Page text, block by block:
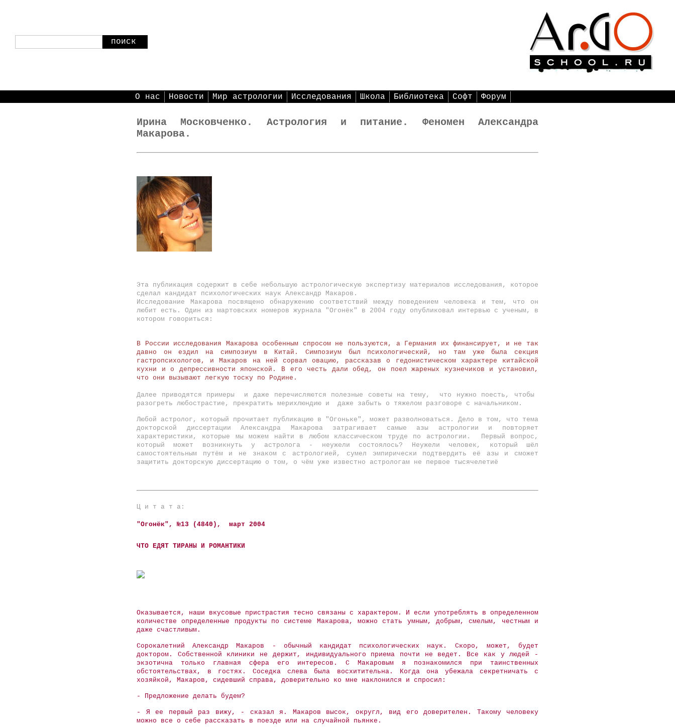
поиск
О нас Новости Мир астрологии Исследования Школа Библиотека Софт Форум
Ирина Московченко. Астрология и питание. Феномен Александра
Макарова.
Эта публикация содержит в себе небольшую астрологическую экспертизу материалов исследования, которое
сделал кандидат психологических наук Александр Макаров.
Исследование Макарова посвящено обнаружению соответствий между поведением человека и тем, что он
любит есть. Один из мартовских номеров журнала "Огонёк" в 2004 году опубликовал интервью с ученым, в
котором говориться:
В России исследования Макарова особенным спросом не пользуются, а Германия их финансирует, и не так
давно он ездил на симпозиум в Китай. Симпозиум был психологический, но там уже была секция
гастропсихологов, и Макаров на ней сорвал овацию, рассказав о гедонистическом характере китайской
кухни и о депрессивности японской. В его честь дали обед, он поел жареных кузнечиков и установил,
что они вызывают легкую тоску по Родине.
Далее приводятся примеры и даже перечисляются полезные советы на тему, что нужно поесть, чтобы
разогреть любострастие, прекратить мерихлюндию и даже забыть о тяжелом разговоре с начальником.
Любой астролог, который прочитает публикацию в "Огоньке", может разволноваться. Дело в том, что тема
докторской диссертации Александра Макарова затрагивает самые азы астрологии и повторяет
характеристики, которые мы можем найти в любом классическом труде по астрологии. Первый вопрос,
который может возникнуть у астролога - неужели состоялось? Неужели человек, который шёл
самостоятельным путём и не знаком с астрологией, сумел эмпирически подтвердить её азы и сможет
защитить докторскую диссертацию о том, о чём уже известно астрологам не первое тысячелетиё
Ц и т а т а:
"Огонёк", №13 (4840), март 2004
ЧТО ЕДЯТ ТИРАНЫ И РОМАНТИКИ
Оказывается, наши вкусовые пристрастия тесно связаны с характером. И если употреблять в определенном
количестве определенные продукты по системе Макарова, можно стать умным, добрым, смелым, честным и
даже счастливым.
Сорокалетний Александр Макаров - обычный кандидат психологических наук. Скоро, может, будет
доктором. Собственной клиники не держит, индивидуального приема почти не ведет. Все как у людей -
экзотична только главная сфера его интересов. С Макаровым я познакомился при таинственных
обстоятельствах, в гостях. Соседка слева была восхитительна. Когда она убежала секретничать с
хозяйкой, Макаров, сидевший справа, доверительно ко мне наклонился и спросил:
- Предложение делать будем?
- Я ее первый раз вижу, - сказал я. Макаров высок, округл, вид его доверителен. Такому человеку
можно все о себе рассказать в поезде или на случайной пьянке.